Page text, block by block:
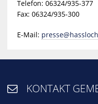
Telefon: 06324/935-377
Fax: 06324/935-300
E-Mail:
 KONTAKT